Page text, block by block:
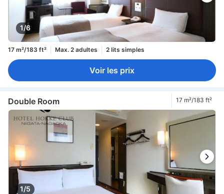
1/6
17 m²/183 ft² Max. 2 adultes 2 lits simples
Voir les prix
Double Room 17 m²/183 ft²
1/5